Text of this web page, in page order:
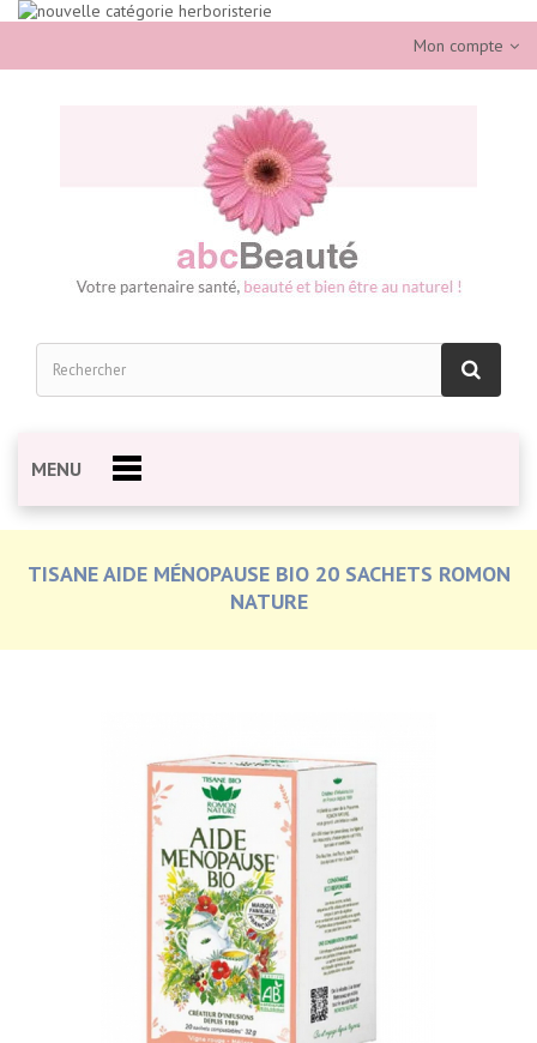
Mon compte
MENU
TISANE AIDE MÉNOPAUSE BIO 20 SACHETS ROMON
NATURE